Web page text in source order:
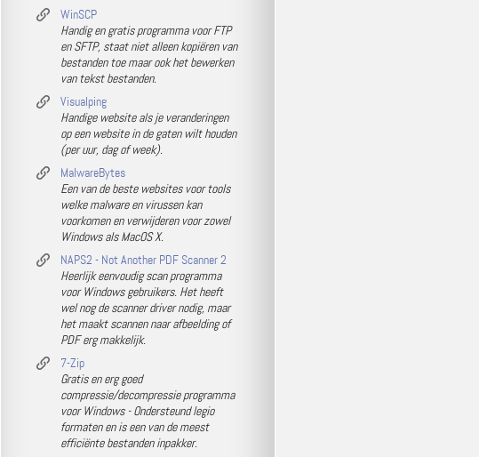
WinSCP
Handig en gratis programma voor FTP
en SFTP, staat niet alleen kopiëren van
bestanden toe maar ook het bewerken
van tekst bestanden.
Visualping
Handige website als je veranderingen
op een website in de gaten wilt houden
(per uur, dag of week).
MalwareBytes
Een van de beste websites voor tools
welke malware en virussen kan
voorkomen en verwijderen voor zowel
Windows als MacOS X.
NAPS2 - Not Another PDF Scanner 2
Heerlijk eenvoudig scan programma
voor Windows gebruikers. Het heeft
wel nog de scanner driver nodig, maar
het maakt scannen naar afbeelding of
PDF erg makkelijk.
7-Zip
Gratis en erg goed
compressie/decompressie programma
voor Windows - Ondersteund legio
formaten en is een van de meest
efficiënte bestanden inpakker.